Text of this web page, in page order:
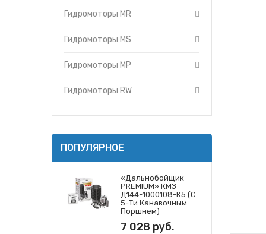
Гидрораспределители
Запчасти ДЗ-98
Утеплители капота
Контакты
Гидромоторы MR
Гидромоторы MS
Гидромоторы MP
Гидромоторы RW
ПОПУЛЯРНОЕ
«Дальнобойщик
PREMIUM» КМЗ
Д144-1000108-К5 (с
5-Ти Канавочным
Поршнем)
7 028 руб.